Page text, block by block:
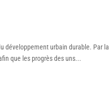
développement urbain durable. Par la
que les progrès des uns...